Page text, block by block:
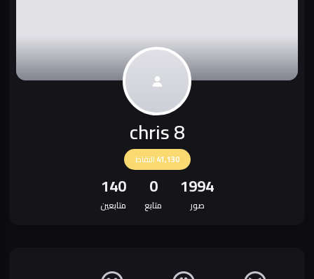
chris 8
41,130 النقاط
1994
صور
0
متابع
140
متابعين